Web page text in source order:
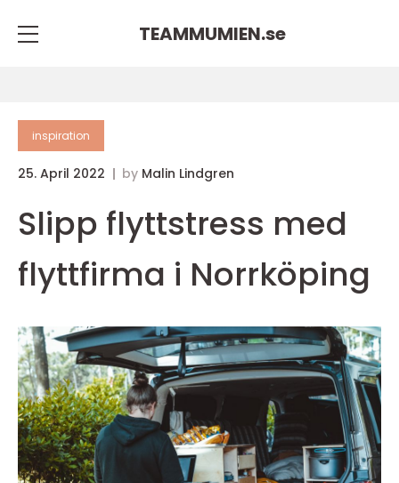
TEAMMUMIEN.se
inspiration
25. April 2022 by Malin Lindgren
Slipp flyttstress med
flyttfirma i Norrköping